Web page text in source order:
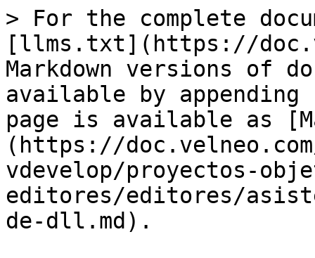
> For the complete
[llms.txt](https://
Markdown versions of
available by
page is available as
(https://
vdevelop/proyectos-
editores/editores/
de-dll.md).